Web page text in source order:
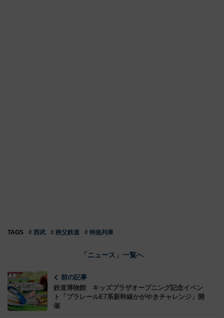
TAGS # 西武 # 秩父鉄道 # 特急列車
「ニュース」一覧へ
前の記事
鉄道博物館 キッズプラザオープニング記念イベン
ト「プラレールE7系新幹線かがやきチャレンジ」開
催